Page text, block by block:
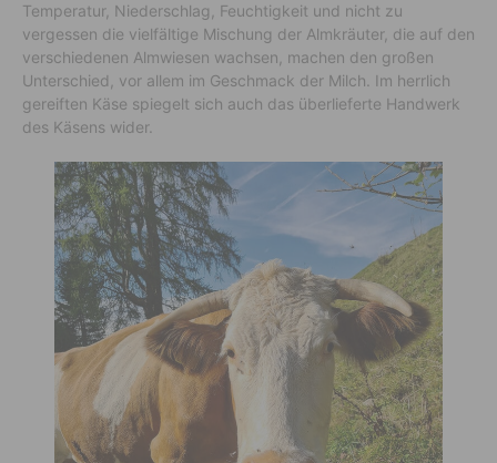
Temperatur, Niederschlag, Feuchtigkeit und nicht zu
vergessen die vielfältige Mischung der Almkräuter, die auf den
verschiedenen Almwiesen wachsen, machen den großen
Unterschied, vor allem im Geschmack der Milch. Im herrlich
gereiften Käse spiegelt sich auch das überlieferte Handwerk
des Käsens wider.